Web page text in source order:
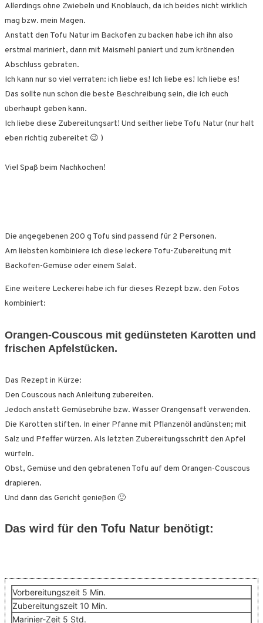
Allerdings ohne Zwiebeln und Knoblauch, da ich beides nicht wirklich
mag bzw. mein Magen.
Anstatt den Tofu Natur im Backofen zu backen habe ich ihn also
erstmal mariniert, dann mit Maismehl paniert und zum krönenden
Abschluss gebraten.
Ich kann nur so viel verraten: ich liebe es! Ich liebe es! Ich liebe es!
Das sollte nun schon die beste Beschreibung sein, die ich euch
überhaupt geben kann.
Ich liebe diese Zubereitungsart! Und seither liebe Tofu Natur (nur halt
eben richtig zubereitet 😉 )
Viel Spaß beim Nachkochen!
Die angegebenen 200 g Tofu sind passend für 2 Personen.
Am liebsten kombiniere ich diese leckere Tofu-Zubereitung mit
Backofen-Gemüse oder einem Salat.
Eine weitere Leckerei habe ich für dieses Rezept bzw. den Fotos
kombiniert:
Orangen-Couscous mit gedünsteten Karotten und
frischen Apfelstücken.
Das Rezept in Kürze:
Den Couscous nach Anleitung zubereiten.
Jedoch anstatt Gemüsebrühe bzw. Wasser Orangensaft verwenden.
Die Karotten stiften. In einer Pfanne mit Pflanzenöl andünsten; mit
Salz und Pfeffer würzen. Als letzten Zubereitungsschritt den Apfel
würfeln.
Obst, Gemüse und den gebratenen Tofu auf dem Orangen-Couscous
drapieren.
Und dann das Gericht genießen 🙂
Das wird für den Tofu Natur benötigt:
Vorbereitungszeit 5 Minuten
Min.
Zubereitungszeit 10 Minuten
Min.
Marinier-Zeit 5 Stunden
Std.